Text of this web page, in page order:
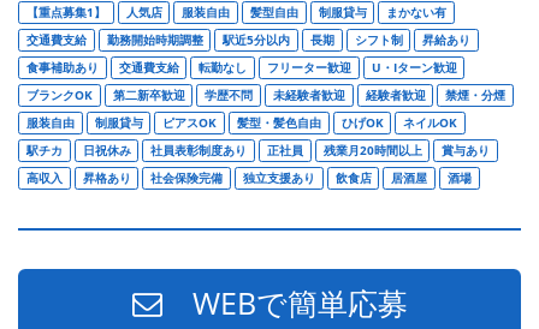
【重点募集1】 人気店 服装自由 髪型自由 制服貸与
まかない有
交通費支給
勤務開始時期調整 駅近5分以内 長期 シフト制
昇給あり
食事補助あり
交通費支給 転勤なし フリーター歓迎
U・Iターン歓迎
ブランクOK
第二新卒歓迎 学歴不問 未経験者歓迎 経験者歓迎
禁煙・分煙
服装自由
制服貸与 ピアスOK 髪型・髪色自由 ひげOK
ネイルOK
駅チカ
日祝休み 社員表彰制度あり 正社員 残業月20時間以上
賞与あり
高収入
昇格あり 社会保険完備 独立支援あり 飲食店 居酒屋 酒場
WEBで簡単応募